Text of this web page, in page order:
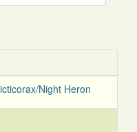
Night Heron